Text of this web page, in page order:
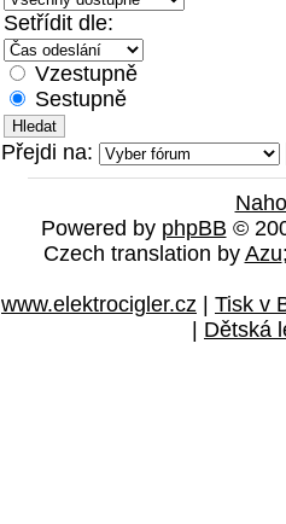
Setřídit dle:
Vzestupně
Sestupně
Přejdi na:
Powered by phpBB ©
Czech translation by Azu
www.elektrocigler.cz Tisk v
Dětská